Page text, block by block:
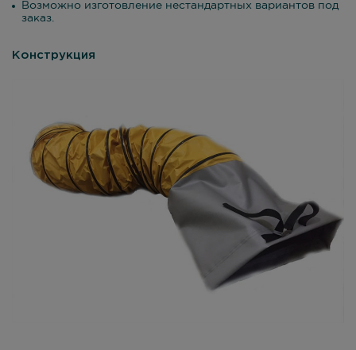
Возможно изготовление нестандартных вариантов под
заказ.
Конструкция